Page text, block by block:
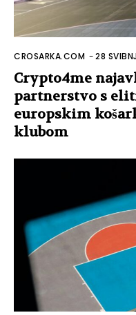
CROSARKA.COM -28
Crypto4me
partnerstvo s
europskim
klubom